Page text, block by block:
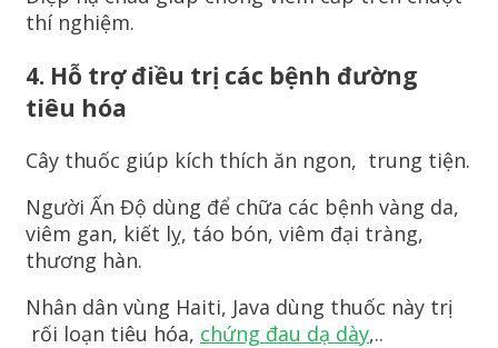
thí nghiệm.
4. Hỗ trợ điều trị các bệnh đường
tiêu hóa
Cây thuốc giúp kích thích ăn ngon, trung tiện.
Người Ấn Độ dùng để chữa các bệnh vàng da,
viêm gan, kiết lỵ, táo bón, viêm đại tràng,
thương hàn.
Nhân dân vùng Haiti, Java dùng thuốc này trị
rối loạn tiêu hóa, chứng đau dạ dày,..